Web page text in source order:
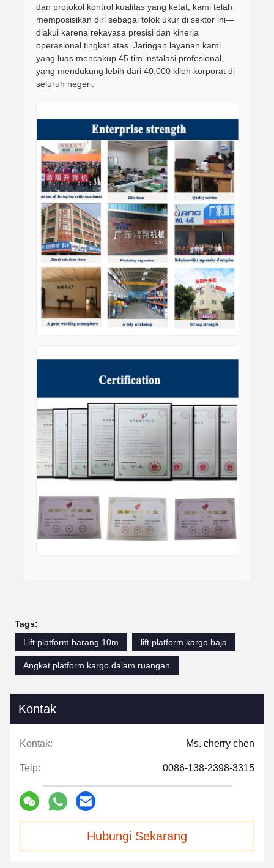
dan protokol kontrol kualitas yang ketat, kami telah
memposisikan diri sebagai tolok ukur di sektor ini—
diakui karena rekayasa presisi dan kinerja
operasional tingkat atas. Jaringan layanan kami
yang luas mencakup 45 tim instalasi profesional,
yang mendukung lebih dari 40.000 klien korporat di
seluruh negeri.
Tags:
Lift platform barang 10m
lift platform kargo baja
Angkat platform kargo dalam ruangan
Kontak
Kontak: Ms. cherry chen
Telp: 0086-138-2398-3315
Hubungi Sekarang